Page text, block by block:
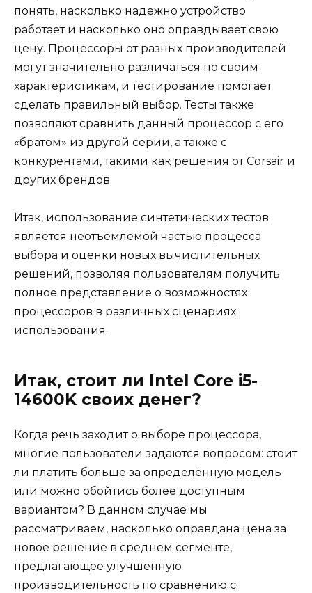
понять, насколько надежно устройство
работает и насколько оно оправдывает свою
цену. Процессоры от разных производителей
могут значительно различаться по своим
характеристикам, и тестирование помогает
сделать правильный выбор. Тесты также
позволяют сравнить данный процессор с его
«братом» из другой серии, а также с
конкурентами, такими как решения от Corsair и
других брендов.
Итак, использование синтетических тестов
является неотъемлемой частью процесса
выбора и оценки новых вычислительных
решений, позволяя пользователям получить
полное представление о возможностях
процессоров в различных сценариях
использования.
Итак, стоит ли Intel Core i5-
14600K своих денег?
Когда речь заходит о выборе процессора,
многие пользователи задаются вопросом: стоит
ли платить больше за определённую модель
или можно обойтись более доступным
вариантом? В данном случае мы
рассматриваем, насколько оправдана цена за
новое решение в среднем сегменте,
предлагающее улучшенную
производительность по сравнению с